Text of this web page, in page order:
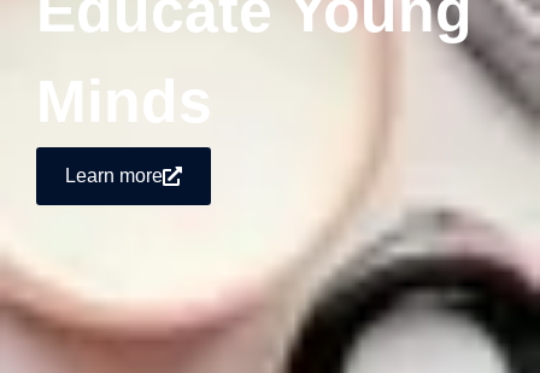
Minds
Learn more